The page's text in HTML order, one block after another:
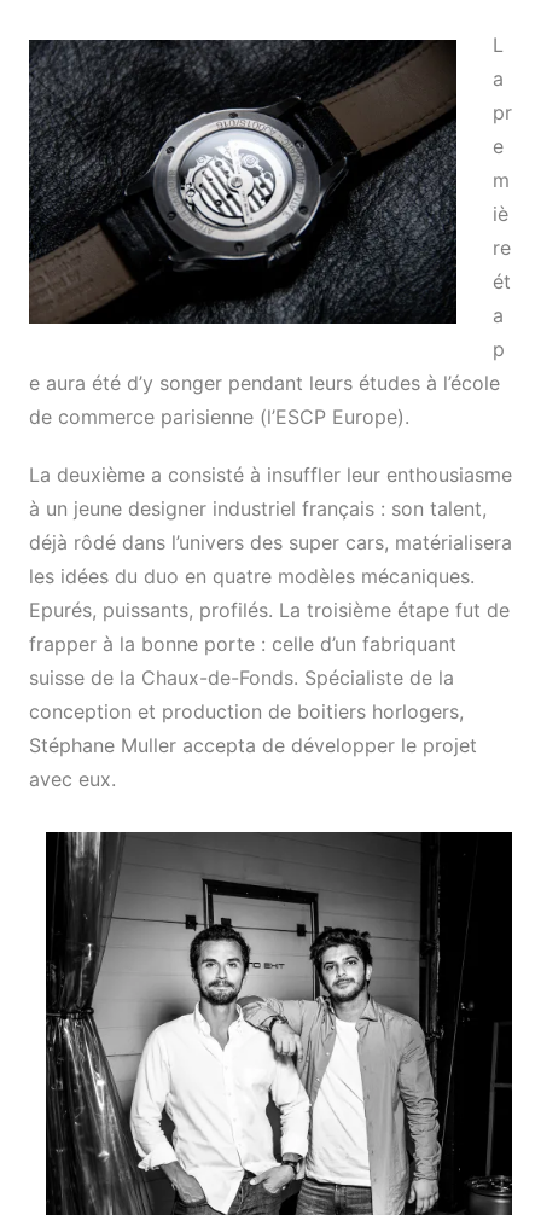
L
a
pr
e
m
iè
re
ét
a
p
e aura été d’y songer pendant leurs études à l’école
de commerce parisienne (l’ESCP Europe).
La deuxième a consisté à insuffler leur enthousiasme
à un jeune designer industriel français : son talent,
déjà rôdé dans l’univers des super cars, matérialisera
les idées du duo en quatre modèles mécaniques.
Epurés, puissants, profilés. La troisième étape fut de
frapper à la bonne porte : celle d’un fabriquant
suisse de la Chaux-de-Fonds. Spécialiste de la
conception et production de boitiers horlogers,
Stéphane Muller accepta de développer le projet
avec eux.